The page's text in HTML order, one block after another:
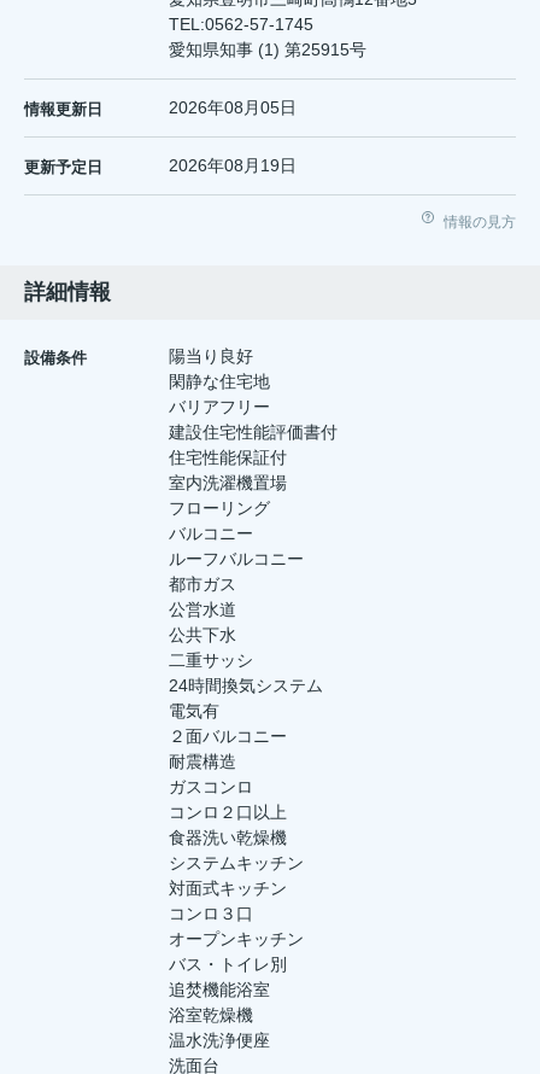
TEL:0562-57-1745
愛知県知事 (1) 第25915号
情報更新日 2026年08月05日
更新予定日 2026年08月19日
情報の見方
詳細情報
設備条件
陽当り良好
閑静な住宅地
バリアフリー
建設住宅性能評価書付
住宅性能保証付
室内洗濯機置場
フローリング
バルコニー
ルーフバルコニー
都市ガス
公営水道
公共下水
二重サッシ
24時間換気システム
電気有
２面バルコニー
耐震構造
ガスコンロ
コンロ２口以上
食器洗い乾燥機
システムキッチン
対面式キッチン
コンロ３口
オープンキッチン
バス・トイレ別
追焚機能浴室
浴室乾燥機
温水洗浄便座
洗面台